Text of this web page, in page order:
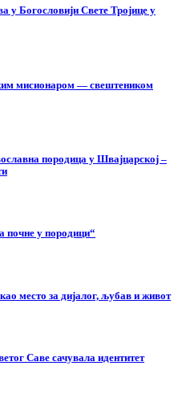
у Богословији Свете Тројице у
мисионаром — свештеником
породица у Швајцарској –
почне у породици“
место за дијалог, љубав и живот
Саве сачувала идентитет